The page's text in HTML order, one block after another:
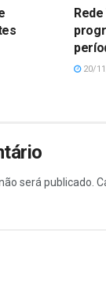
20/
será publicado.